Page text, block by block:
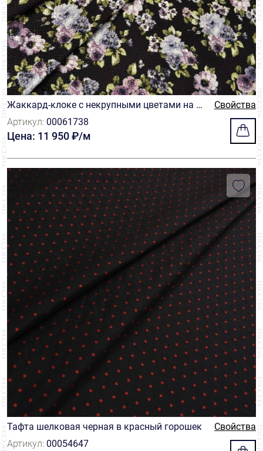
Жаккард-клоке с некрупными цветами на ч
ерном фоне
Свойства
Артикул: 00061738
Цена: 11 950 ₽/м
Тафта шелковая черная в красный горошек
Свойства
Артикул: 00054647